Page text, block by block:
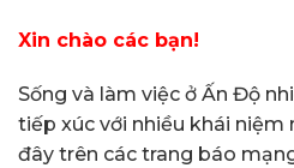
Xin chào các bạn!
Sống và làm việc ở Ấn Độ
tiếp xúc với nhiều khái niệm
đây trên các trang báo